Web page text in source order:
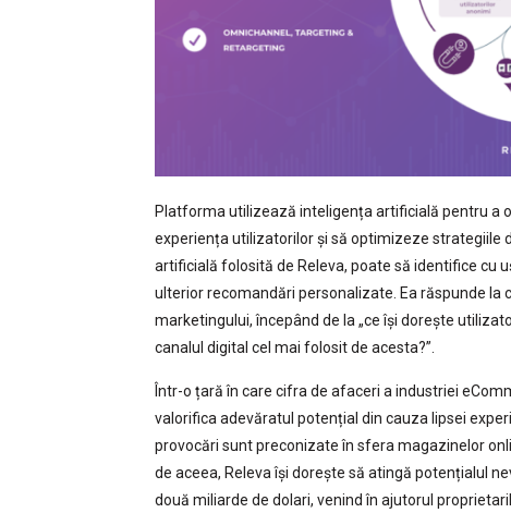
Platforma utilizează inteligența artificială pentru a
experiența utilizatorilor și să optimizeze strategiile
artificială folosită de Releva, poate să identifice cu
ulterior recomandări personalizate. Ea răspunde
marketingului, începând de la „ce își dorește
canalul digital cel mai folosit de acesta?”.
Într-o țară în care cifra de afaceri a industriei
valorifica adevăratul potențial din cauza lipsei
provocări sunt preconizate în sfera magazinelor
de aceea, Releva își dorește să atingă potențialul
două miliarde de dolari, venind în ajutorul